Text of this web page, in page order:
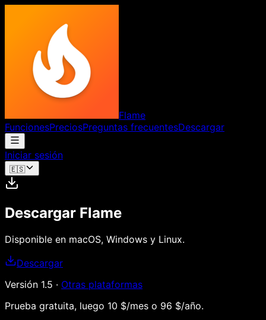
Flame
FuncionesPreciosPreguntas frecuentesDescargar
Iniciar sesión
🇪🇸
Descargar Flame
Disponible en macOS, Windows y Linux.
Descargar
Versión 1.5 · Otras plataformas
Prueba gratuita, luego 10 $/mes o 96 $/año.